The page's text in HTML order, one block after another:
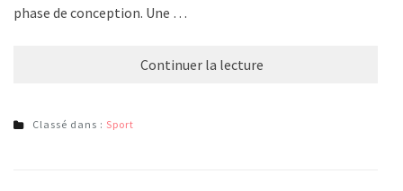
phase de conception. Une …
Continuer la lecture
Classé dans : Sport